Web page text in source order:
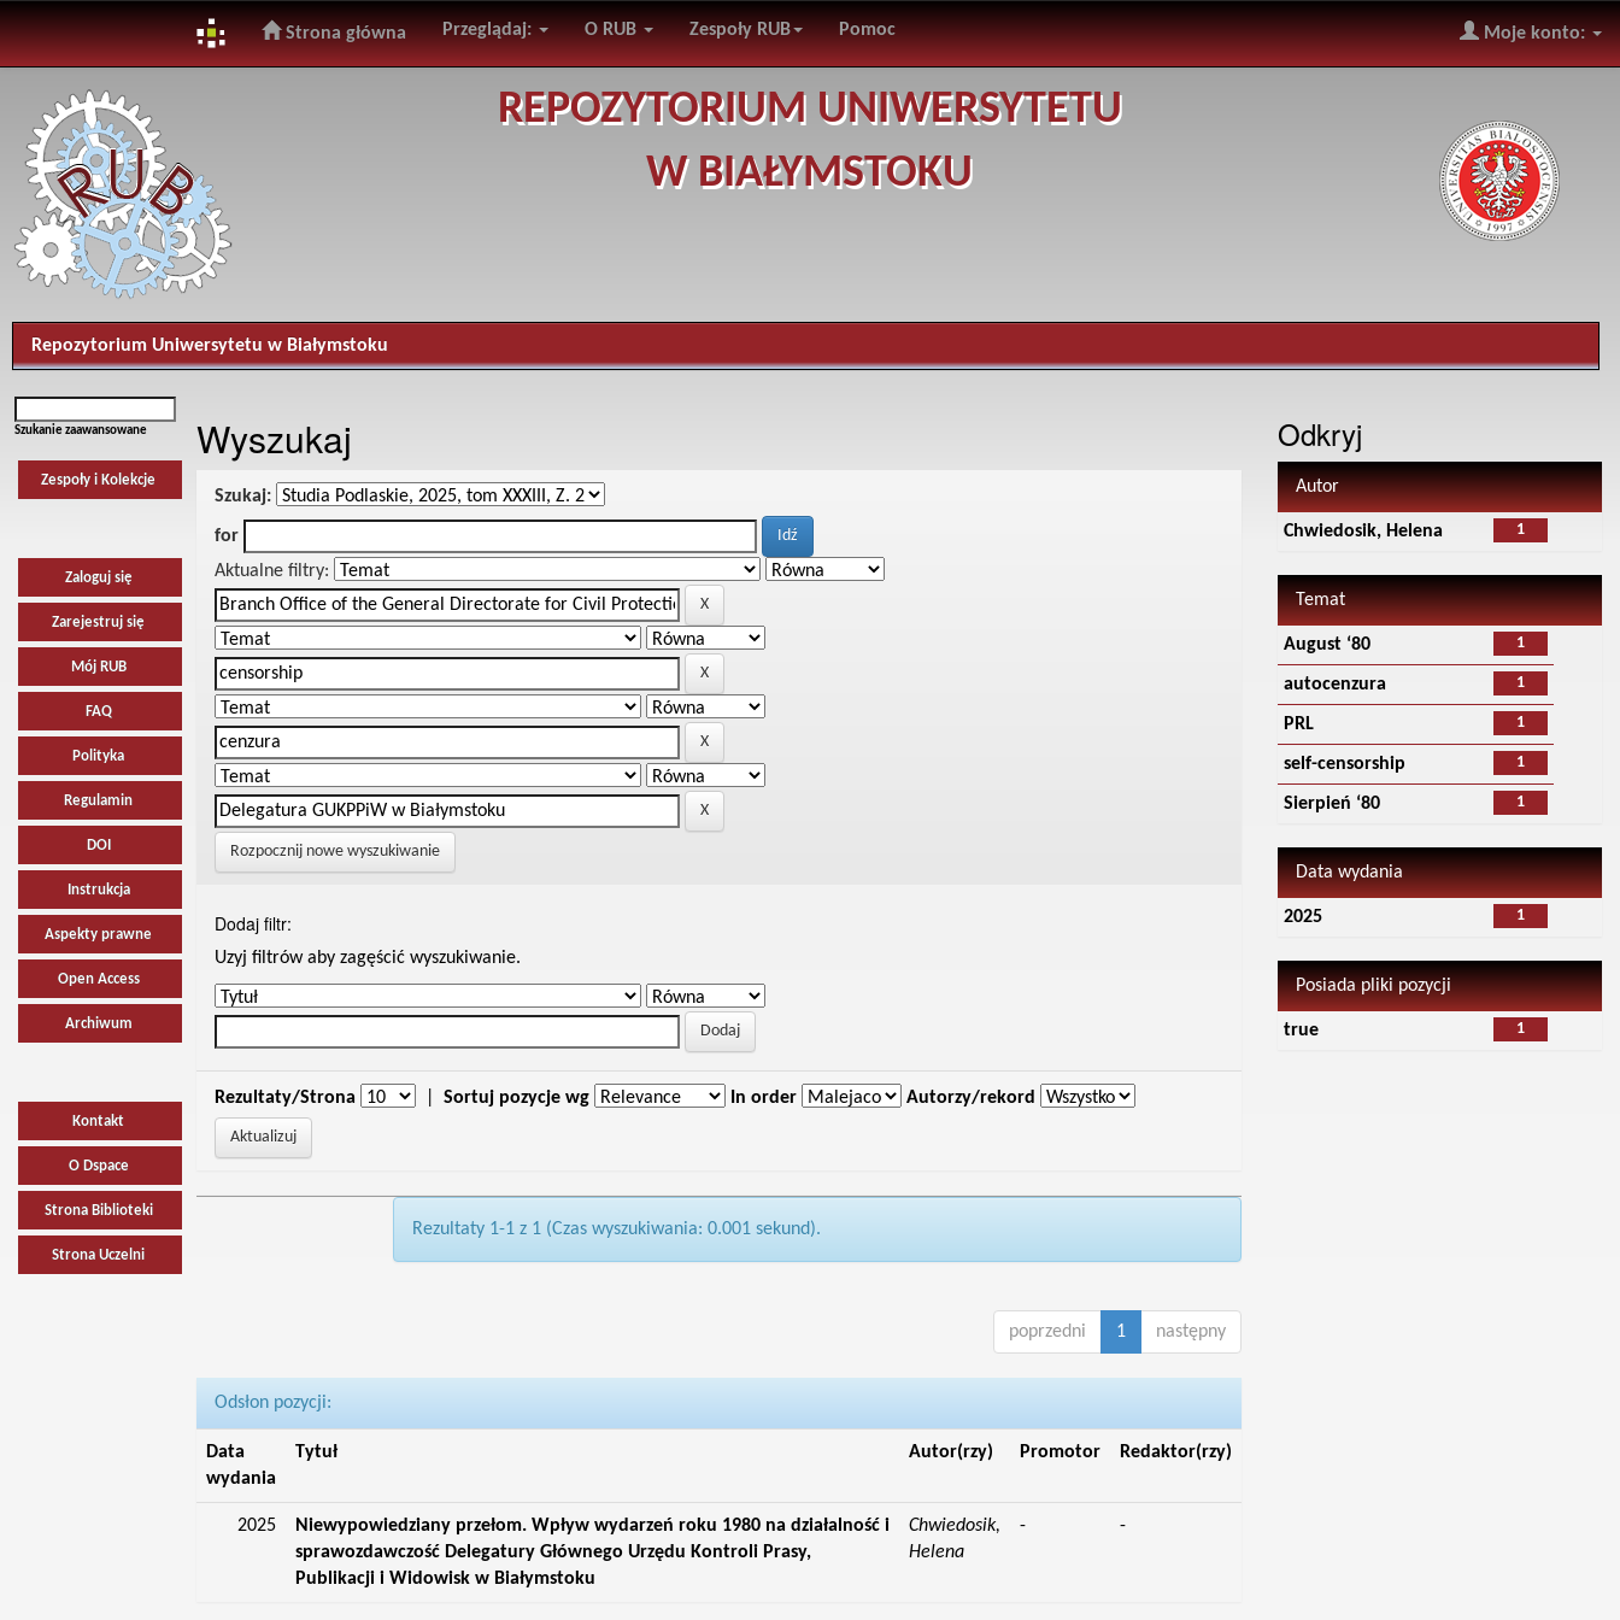
navigation
Strona główna Przeglądaj: O RUB Zespoły RUB Pomoc Moje konto:
REPOZYTORIUM UNIWERSYTETU
W BIAŁYMSTOKU
Repozytorium Uniwersytetu w Białymstoku
Szukanie zaawansowane
Zespoły i Kolekcje
Zaloguj się
Zarejestruj się
Mój RUB
FAQ
Polityka
Regulamin
DOI
Instrukcja
Aspekty prawne
Open Access
Archiwum
Kontakt
O Dspace
Strona Biblioteki
Strona Uczelni
Wyszukaj
Szukaj:
for
Aktualne filtry:
Rozpocznij nowe wyszukiwanie
Dodaj filtr:
Uzyj filtrów aby zagęścić wyszukiwanie.
Rezultaty/Strona Sortuj pozycje wg In order Autorzy/rekord
Rezultaty 1-1 z 1 (Czas wyszukiwania: 0.001 sekund).
poprzedni 1 następny
Odsłon pozycji:
Data
wydania
Tytuł Autor(rzy) Promotor Redaktor(rzy)
2025
Niewypowiedziany przełom. Wpływ wydarzeń roku 1980 na działalność i
sprawozdawczość Delegatury Głównego Urzędu Kontroli Prasy,
Publikacji i Widowisk w Białymstoku
Chwiedosik,
Helena
- -
Odkryj
Autor
1
Chwiedosik, Helena
Temat
1
August ‘80
1
autocenzura
1
PRL
1
self-censorship
1
Sierpień ‘80
Data wydania
1
2025
Posiada pliki pozycji
1
true